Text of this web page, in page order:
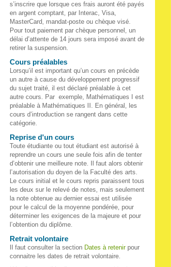
s’inscrire que lorsque ces frais auront été payés
en argent comptant, par Interac, Visa,
MasterCard, mandat-poste ou chèque visé.
Pour tout paiement par chèque personnel, un
délai d’attente de 14 jours sera imposé avant de
retirer la suspension.
Cours préalables
Lorsqu’il est important qu’un cours en précède
un autre à cause du développement progressif
du sujet traité, il est déclaré préalable à cet
autre cours. Par exemple, Mathématiques I est
préalable à Mathématiques II. En général, les
cours d’introduction se rangent dans cette
catégorie.
Reprise d'un cours
Toute étudiante ou tout étudiant est autorisé à
reprendre un cours une seule fois afin de tenter
d’obtenir une meilleure note. Il faut alors obtenir
l’autorisation du doyen de la Faculté des arts.
Le cours initial et le cours repris paraissent tous
les deux sur le relevé de notes, mais seulement
la note obtenue au dernier essai est utilisée
pour le calcul de la moyenne pondérée, pour
déterminer les exigences de la majeure et pour
l’obtention du diplôme.
Retrait volontaire
Il faut consulter la section Dates à retenirpour
connaitre les dates de retrait volontaire.